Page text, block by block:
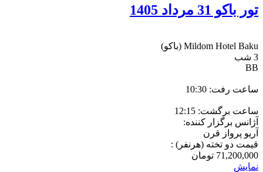
تور باکو 31 مرداد 1405
Mildom Hotel Baku (باکو)
3 شب
BB
ساعت رفت: 10:30
ساعت برگشت: 12:15
آژانس برگزار کننده:
آریو پرواز قرن
قیمت دو تخته (هرنفر) :
71,200,000 تومان
نمایش